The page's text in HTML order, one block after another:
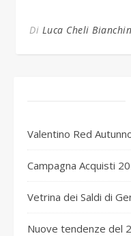
Di Luca Cheli
Valentino Red
Campagna Acquisti
Vetrina dei Saldi di
Nuove tendenze del